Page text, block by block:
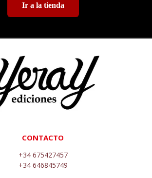
Ir a la tienda
CONTACTO
+34 675427457
+34 646845749